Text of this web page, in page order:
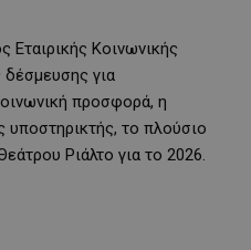
Εταιρικής Κοινωνικής
δέσμευσης για
προσφορά, η
υποστηρικτής, το πλούσιο
Ριάλτο για το 2026.